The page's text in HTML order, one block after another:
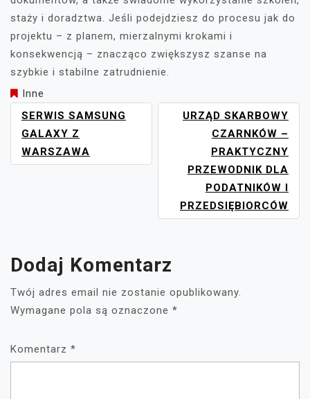
staży i doradztwa. Jeśli podejdziesz do procesu jak do
projektu – z planem, mierzalnymi krokami i
konsekwencją – znacząco zwiększysz szanse na
szybkie i stabilne zatrudnienie.
Inne
NAWIGACJA
WPISU
SERWIS SAMSUNG
GALAXY Z
WARSZAWA
URZĄD SKARBOWY
CZARNKÓW –
PRAKTYCZNY
PRZEWODNIK DLA
PODATNIKÓW I
PRZEDSIĘBIORCÓW
Dodaj Komentarz
Twój adres email nie zostanie opublikowany.
Wymagane pola są oznaczone *
Komentarz *